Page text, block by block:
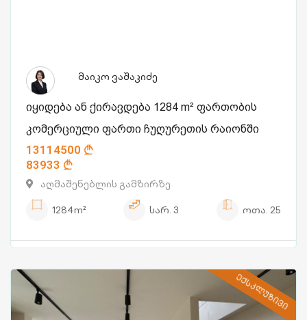
მაიკო ვაშაკიძე
იყიდება ან ქირავდება 1284 m² ფართობის
კომერციული ფართი ჩუღურეთის რაიონში
13114500
83933
აღმაშენებლის გამზირზე
1284m²
სარ. 3 ოთა. 25
ᲔᲥᲡᲙᲚᲣᲖᲘᲕᲘ